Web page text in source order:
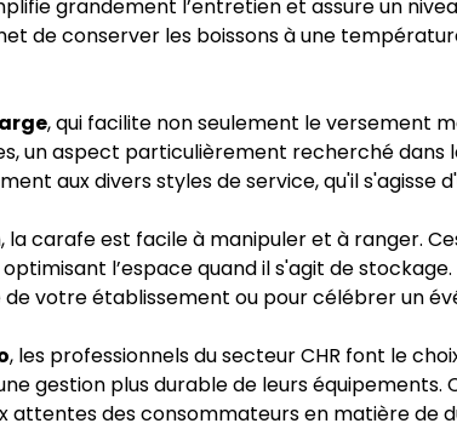
grandement l’entretien et assure un
de conserver les boissons à une
, qui facilite non seulement le versement
un aspect particulièrement recherché
aux divers styles de service, qu'il
carafe est facile à manipuler et à ranger.
l’espace quand il s'agit de
votre établissement ou pour célébrer un
, les professionnels du secteur CHR font le
gestion plus durable de leurs
des consommateurs en matière de